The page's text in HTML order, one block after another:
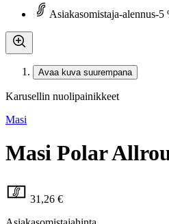
Asiakasomistaja-alennus-5
Avaa kuva suurempana
Karusellin nuolipainikkeet
Masi
Masi Polar
31,26 €